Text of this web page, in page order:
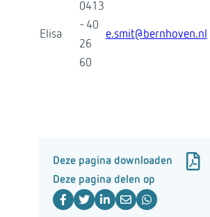
Elisa
0413
- 40
26
60
e.smit@bernhoven.nl
Deze pagina downloaden
Deze pagina delen op